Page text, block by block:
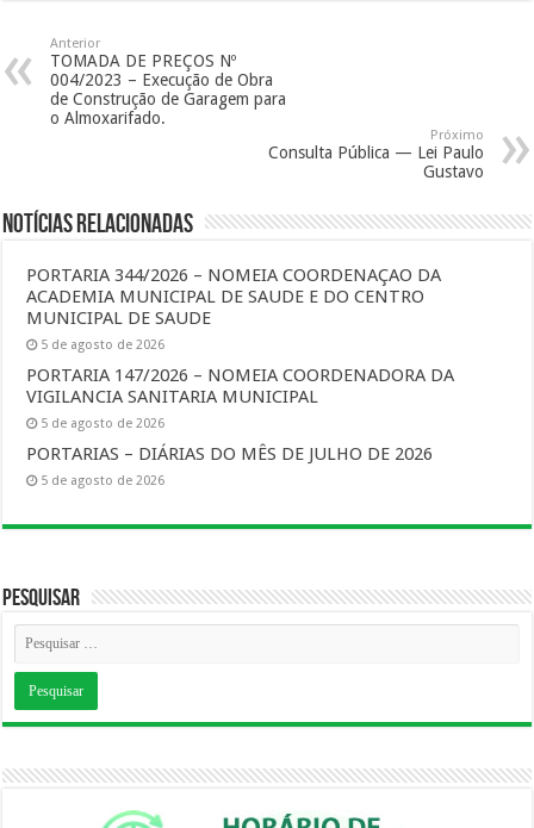
Anterior
TOMADA DE PREÇOS Nº
004/2023 – Execução de Obra
de Construção de Garagem para
o Almoxarifado.
Próximo
Consulta Pública — Lei Paulo
Gustavo
Notícias Relacionadas
PORTARIA 344/2026 – NOMEIA COORDENAÇAO DA
ACADEMIA MUNICIPAL DE SAUDE E DO CENTRO
MUNICIPAL DE SAUDE
5 de agosto de 2026
PORTARIA 147/2026 – NOMEIA COORDENADORA DA
VIGILANCIA SANITARIA MUNICIPAL
5 de agosto de 2026
PORTARIAS – DIÁRIAS DO MÊS DE JULHO DE 2026
5 de agosto de 2026
Pesquisar